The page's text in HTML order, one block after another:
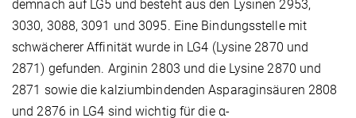
demnach auf LG5 und besteht aus den Lysinen 2953,
3030, 3088, 3091 und 3095. Eine Bindungsstelle mit
schwächerer Affinität wurde in LG4 (Lysine 2870 und
2871) gefunden. Arginin 2803 und die Lysine 2870 und
2871 sowie die kalziumbindenden Asparaginsäuren 2808
und 2876 in LG4 sind wichtig für die α-